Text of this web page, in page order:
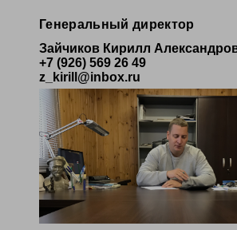
Генеральный директор
Зайчиков Кирилл
+7 (926) 569 26 49
z_kirill@inbox.ru